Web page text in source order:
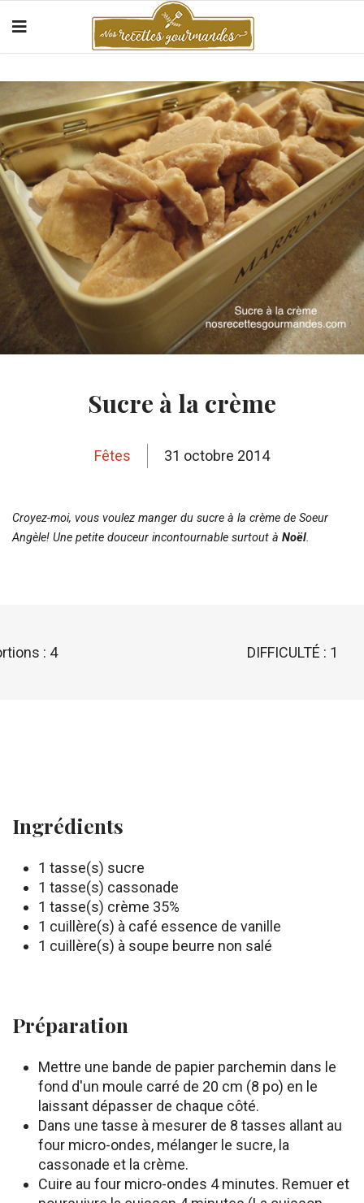
Sucre à la crème
Fêtes 31 octobre 2014
Croyez-moi, vous voulez manger du sucre à la crème de Soeur
Angèle! Une petite douceur incontournable surtout à Noël.
: 4 DIFFICULTÉ : 1
Ingrédients
1 tasse(s) sucre
1 tasse(s) cassonade
1 tasse(s) crème 35%
1 cuillère(s) à café essence de vanille
1 cuillère(s) à soupe beurre non salé
Préparation
Mettre une bande de papier parchemin dans le
fond d'un moule carré de 20 cm (8 po) en le
laissant dépasser de chaque côté.
Dans une tasse à mesurer de 8 tasses allant au
four micro-ondes, mélanger le sucre, la
cassonade et la crème.
Cuire au four micro-ondes 4 minutes. Remuer et